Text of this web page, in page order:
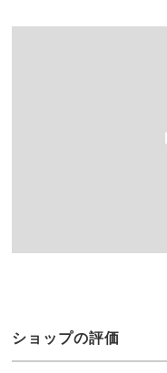
ショップの評価